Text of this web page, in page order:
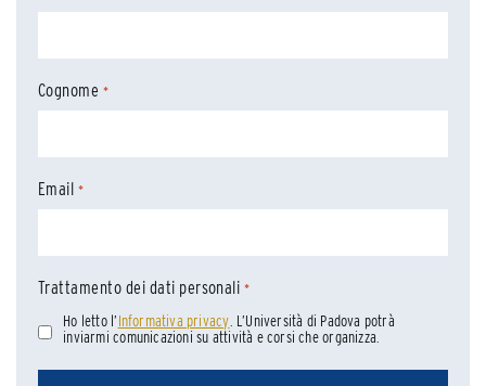
Cognome *
Email *
Trattamento dei dati personali *
Ho letto l’Informativa privacy . L’Università di Padova potrà
inviarmi comunicazioni su attività e corsi che organizza.